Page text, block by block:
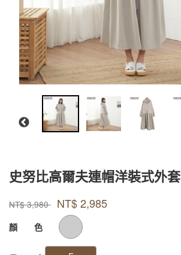
史努比高爾夫連帽洋裝式外套
PJBMC001
PJBMC001
Peanuts
NT$3,980 NT$2,985
GOODS000000000000000861778
顏 色